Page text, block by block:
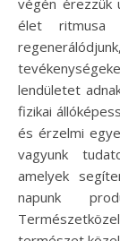
élet ritmusa
lendületet
fizikai
és érzelmi
vagyunk
amelyek
napunk